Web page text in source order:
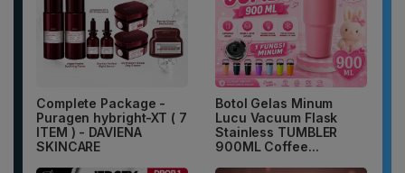
Complete Package -
Puragen hybright-XT ( 7
ITEM ) - DAVIENA
SKINCARE
Botol Gelas Minum
Lucu Vacuum Flask
Stainless TUMBLER
900ML Coffee...